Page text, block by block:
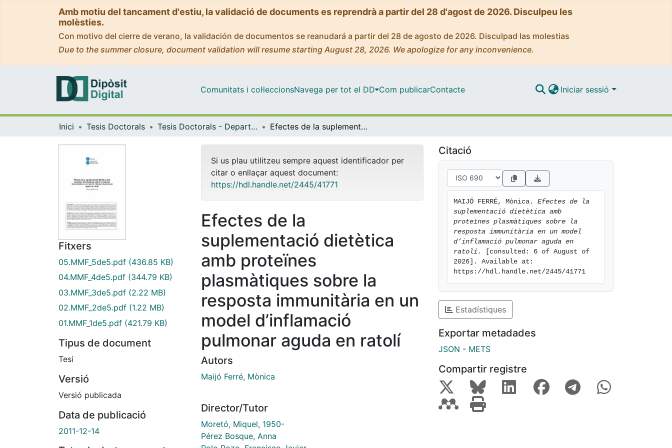
Amb motiu del tancament d'estiu, la validació de documents es reprendrà a partir del 28 d'agost de 2026. Disculpeu les
molèsties.
Con motivo del cierre de verano, la validación de documentos se reanudará a partir del 28 de agosto de 2026. Disculpad las molestias
Due to the summer closure, document validation will resume starting August 28, 2026. We apologize for any inconvenience.
Comunitats i col·leccionsNavega per tot el DD Com publicarContacte Iniciar sessió
Inici Tesis Doctorals Tesis Doctorals - Departament - Fisiologia (Farmàcia) Efectes de la suplementació dietètica amb proteïnes plasmàtiques sobre la resposta immunitària en un model d’inflamació pulmonar aguda en ratolí
Fitxers
05.MMF_5de5.pdf (436.85 KB)
04.MMF_4de5.pdf (344.79 KB)
03.MMF_3de5.pdf (2.22 MB)
02.MMF_2de5.pdf (1.22 MB)
01.MMF_1de5.pdf (421.79 KB)
Tipus de document
Tesi
Versió
Versió publicada
Data de publicació
2011-12-14
Si us plau utilitzeu sempre aquest identificador per
citar o enllaçar aquest document:
https://hdl.handle.net/2445/41771
Efectes de la
suplementació dietètica
amb proteïnes
plasmàtiques sobre la
resposta immunitària en un
model d’inflamació
pulmonar aguda en ratolí
Autors
Maijó Ferré, Mònica
Director/Tutor
Moretó, Miquel, 1950-
Pérez Bosque, Anna
Citació
MAIJÓ FERRÉ, Mònica. Efectes de la
suplementació dietètica amb
proteïnes plasmàtiques sobre la
resposta immunitària en un model
d’inflamació pulmonar aguda en
ratolí.
[consulted: 6 of August of
2026]. Available at:
https://hdl.handle.net/2445/41771
Estadístiques
Exportar metadades
JSON - METS
Compartir registre